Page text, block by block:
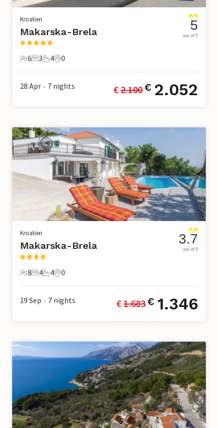
Kroatien
Makarska-Brela
6 Gäste
6
3 Schlafzimmer
3
4 Badezimmer
4
0 Haustiere
0
5
out of 5
28 Apr • 7 nights € 2.100€ 2.052
Kroatien
Makarska-Brela
8 Gäste
8
4 Schlafzimmer
4
4 Badezimmer
4
0 Haustiere
0
3.7
out of 5
19 Sep • 7 nights € 1.683€ 1.346